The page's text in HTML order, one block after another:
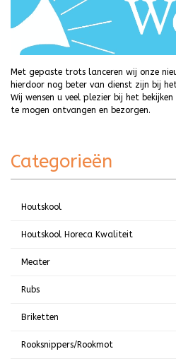
Met gepaste trots lanceren wij onze
hierdoor nog beter van dienst zijn bij
Wij wensen u veel plezier bij het
te mogen ontvangen en bezorgen.
Categorieën
Houtskool
Houtskool Horeca Kwaliteit
Meater
Rubs
Briketten
Rooksnippers/Rookmot